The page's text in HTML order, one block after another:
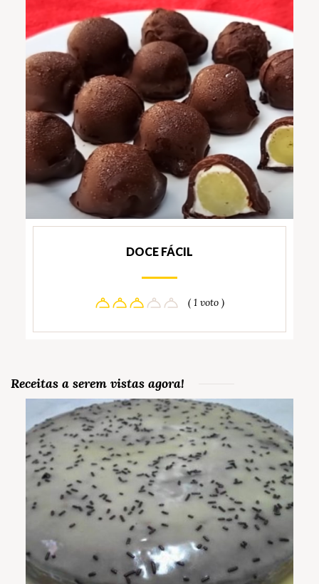
DOCE FÁCIL
( 1 voto )
Receitas a serem vistas agora!